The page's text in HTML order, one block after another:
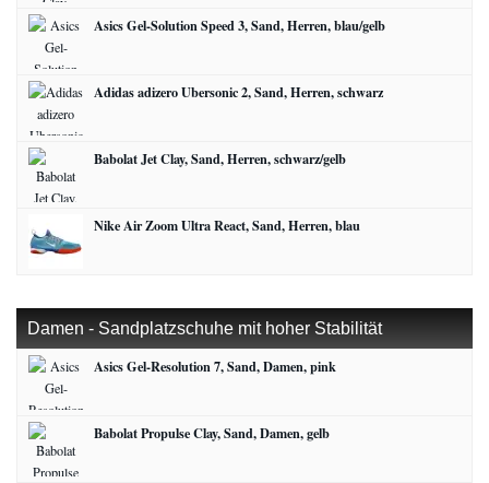
Asics Gel-Solution Speed 3, Sand, Herren, blau/gelb
Adidas adizero Ubersonic 2, Sand, Herren, schwarz
Babolat Jet Clay, Sand, Herren, schwarz/gelb
Nike Air Zoom Ultra React, Sand, Herren, blau
Damen - Sandplatzschuhe mit hoher Stabilität
Asics Gel-Resolution 7, Sand, Damen, pink
Babolat Propulse Clay, Sand, Damen, gelb